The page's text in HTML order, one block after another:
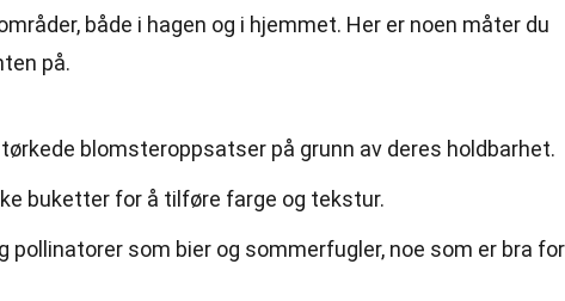
både i hagen og i hjemmet. Her er noen måter du
på.
blomsteroppsatser på grunn av deres holdbarhet.
buketter for å tilføre farge og tekstur.
pollinatorer som bier og sommerfugler, noe som er bra for